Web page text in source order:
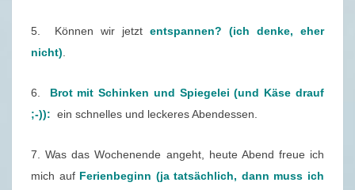
L
–
2
.
0
5. Können wir jetzt entspannen? (ich denke, eher
nicht)
6. Brot mit Schinken und Spiegelei (und Käse drauf
;-)): ein schnelles und leckeres Abendessen.
7. Was das Wochenende angeht, heute Abend freue ich
mich auf Ferienbeginn (ja tatsächlich, dann muss ich